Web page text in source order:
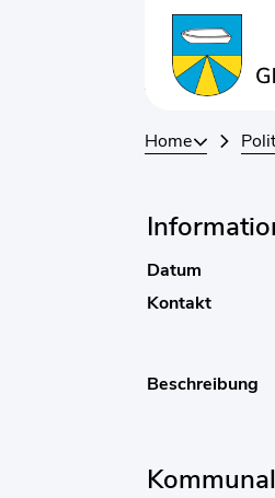
Kopfzeile
Home
Datum
Kontakt
Beschreibung